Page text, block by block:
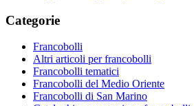
Categorie
Francobolli
Altri articoli per francobolli
Francobolli tematici
Francobolli del Medio Oriente
Francobolli di San Marino